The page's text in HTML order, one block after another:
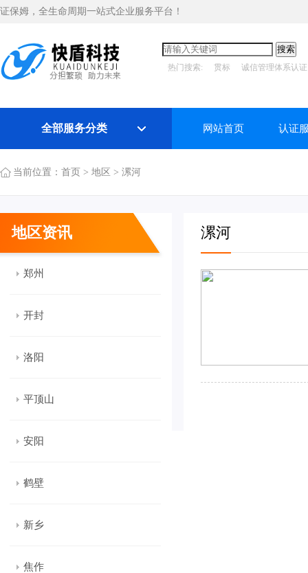
证保姆，全生命周期一站式企业服务平台！
热门搜索: 贯标 诚信管理体系认证
全部服务分类 网站首页 认证
当前位置： 首页 > 地区 > 漯河
地区资讯
郑州
开封
洛阳
平顶山
安阳
鹤壁
新乡
焦作
漯河